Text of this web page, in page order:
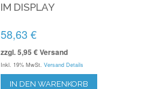
IM DISPLAY
58,63 €
zzgl. 5,95 € Versand
Inkl. 19% MwSt. Versand Details
IN DEN WARENKORB